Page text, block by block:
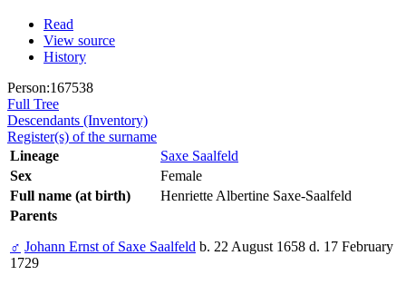
Read
View source
History
Person:167538
Full Tree
Descendants (Inventory)
Register(s) of the surname
Lineage
Saxe Saalfeld
Sex
Female
Full name (at birth)
Henriette Albertine Saxe-Saalfeld
Parents
♂ Johann Ernst of Saxe Saalfeld b. 22 August 1658 d. 17 February
1729